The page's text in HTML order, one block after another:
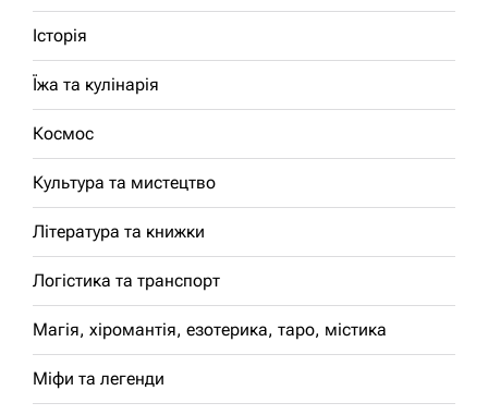
Історія
Їжа та кулінарія
Космос
Культура та мистецтво
Література та книжки
Логістика та транспорт
Магія, хіромантія, езотерика, таро, містика
Міфи та легенди